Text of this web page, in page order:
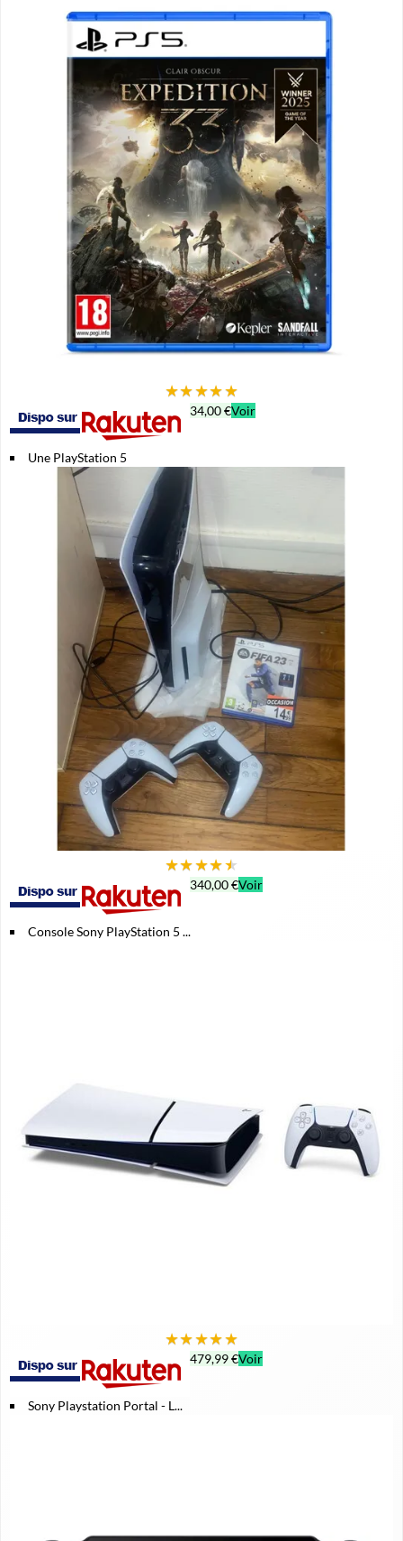
★★★★★
34,00 €Voir
Une PlayStation 5
★★★★★
340,00 €Voir
Console Sony PlayStation 5 ...
★★★★★
479,99 €Voir
Sony Playstation Portal - L...